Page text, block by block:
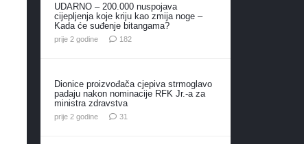
UDARNO – 200.000 nuspojava
cijepljenja koje kriju kao zmija noge –
Kada će suđenje bitangama?
prije 2 godine 182komentara
Dionice proizvođača cjepiva strmoglavo
padaju nakon nominacije RFK Jr.-a za
ministra zdravstva
prije 2 godine 31